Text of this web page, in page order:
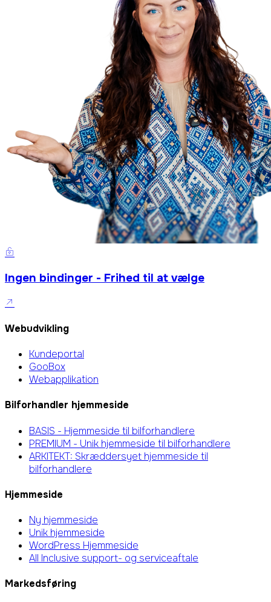
Ingen bindinger - Frihed til at vælge
Webudvikling
Kundeportal
GooBox
Webapplikation
Bilforhandler hjemmeside
BASIS - Hjemmeside til bilforhandlere
PREMIUM - Unik hjemmeside til bilforhandlere
ARKITEKT: Skræddersyet hjemmeside til
bilforhandlere
Hjemmeside
Ny hjemmeside
Unik hjemmeside
WordPress Hjemmeside
All Inclusive support- og serviceaftale
Markedsføring